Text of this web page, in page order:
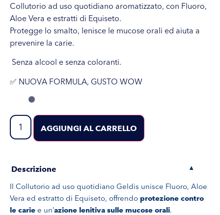
Collutorio ad uso quotidiano aromatizzato, con Fluoro,
Aloe Vera e estratti di Equiseto.
Protegge lo smalto, lenisce le mucose orali ed aiuta a
prevenire la carie.
Senza alcool e senza coloranti.
✅ NUOVA FORMULA, GUSTO WOW
AGGIUNGI AL CARRELLO
Descrizione ▾
Il Collutorio ad uso quotidiano Geldis unisce Fluoro, Aloe
Vera ed estratto di Equiseto, offrendo protezione contro
le carie e un’azione lenitiva sulle mucose orali.